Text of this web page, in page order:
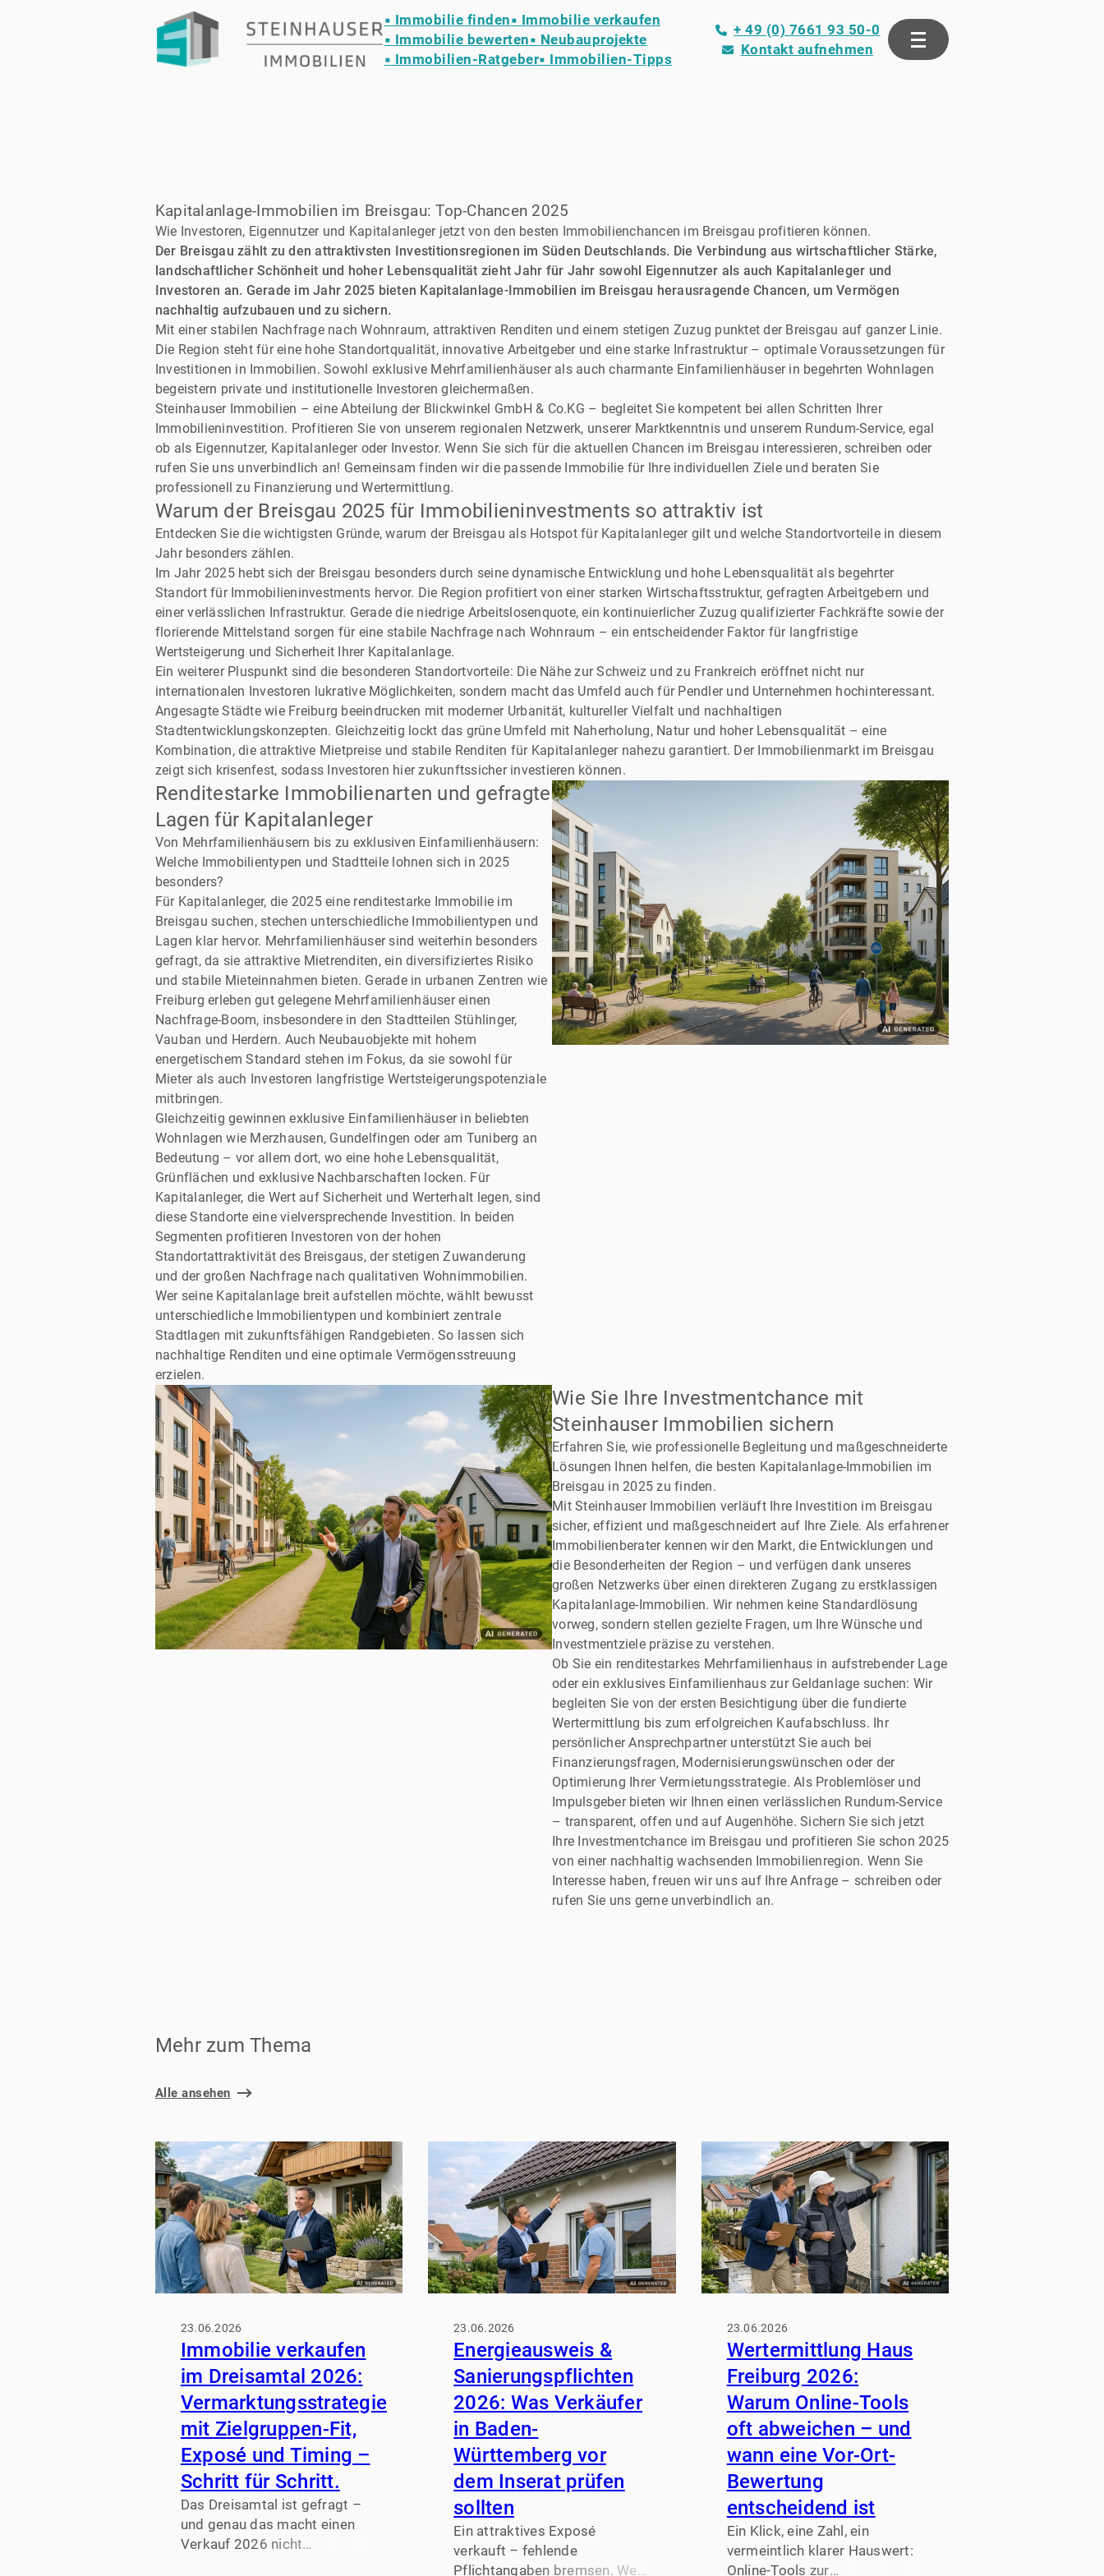
▪ Immobilie finden▪ Immobilie verkaufen
▪ Immobilie bewerten▪ Neubauprojekte
▪ Immobilien-Ratgeber▪ Immobilien-Tipps
+ 49 (0) 7661 93 50-0
Kontakt aufnehmen
Kapitalanlage-Immobilien im Breisgau: Top-Chancen 2025
Wie Investoren, Eigennutzer und Kapitalanleger jetzt von den besten Immobilienchancen im Breisgau profitieren können.
Der Breisgau zählt zu den attraktivsten Investitionsregionen im Süden Deutschlands. Die Verbindung aus wirtschaftlicher Stärke,
landschaftlicher Schönheit und hoher Lebensqualität zieht Jahr für Jahr sowohl Eigennutzer als auch Kapitalanleger und
Investoren an. Gerade im Jahr 2025 bieten Kapitalanlage-Immobilien im Breisgau herausragende Chancen, um Vermögen
nachhaltig aufzubauen und zu sichern.
Mit einer stabilen Nachfrage nach Wohnraum, attraktiven Renditen und einem stetigen Zuzug punktet der Breisgau auf ganzer Linie.
Die Region steht für eine hohe Standortqualität, innovative Arbeitgeber und eine starke Infrastruktur – optimale Voraussetzungen für
Investitionen in Immobilien. Sowohl exklusive Mehrfamilienhäuser als auch charmante Einfamilienhäuser in begehrten Wohnlagen
begeistern private und institutionelle Investoren gleichermaßen.
Steinhauser Immobilien – eine Abteilung der Blickwinkel GmbH & Co.KG – begleitet Sie kompetent bei allen Schritten Ihrer
Immobilieninvestition. Profitieren Sie von unserem regionalen Netzwerk, unserer Marktkenntnis und unserem Rundum-Service, egal
ob als Eigennutzer, Kapitalanleger oder Investor. Wenn Sie sich für die aktuellen Chancen im Breisgau interessieren, schreiben oder
rufen Sie uns unverbindlich an! Gemeinsam finden wir die passende Immobilie für Ihre individuellen Ziele und beraten Sie
professionell zu Finanzierung und Wertermittlung.
Warum der Breisgau 2025 für Immobilieninvestments so attraktiv ist
Entdecken Sie die wichtigsten Gründe, warum der Breisgau als Hotspot für Kapitalanleger gilt und welche Standortvorteile in diesem
Jahr besonders zählen.
Im Jahr 2025 hebt sich der Breisgau besonders durch seine dynamische Entwicklung und hohe Lebensqualität als begehrter
Standort für Immobilieninvestments hervor. Die Region profitiert von einer starken Wirtschaftsstruktur, gefragten Arbeitgebern und
einer verlässlichen Infrastruktur. Gerade die niedrige Arbeitslosenquote, ein kontinuierlicher Zuzug qualifizierter Fachkräfte sowie der
florierende Mittelstand sorgen für eine stabile Nachfrage nach Wohnraum – ein entscheidender Faktor für langfristige
Wertsteigerung und Sicherheit Ihrer Kapitalanlage.
Ein weiterer Pluspunkt sind die besonderen Standortvorteile: Die Nähe zur Schweiz und zu Frankreich eröffnet nicht nur
internationalen Investoren lukrative Möglichkeiten, sondern macht das Umfeld auch für Pendler und Unternehmen hochinteressant.
Angesagte Städte wie Freiburg beeindrucken mit moderner Urbanität, kultureller Vielfalt und nachhaltigen
Stadtentwicklungskonzepten. Gleichzeitig lockt das grüne Umfeld mit Naherholung, Natur und hoher Lebensqualität – eine
Kombination, die attraktive Mietpreise und stabile Renditen für Kapitalanleger nahezu garantiert. Der Immobilienmarkt im Breisgau
zeigt sich krisenfest, sodass Investoren hier zukunftssicher investieren können.
Renditestarke Immobilienarten und gefragte
Lagen für Kapitalanleger
Von Mehrfamilienhäusern bis zu exklusiven Einfamilienhäusern:
Welche Immobilientypen und Stadtteile lohnen sich in 2025
besonders?
Für Kapitalanleger, die 2025 eine renditestarke Immobilie im
Breisgau suchen, stechen unterschiedliche Immobilientypen und
Lagen klar hervor. Mehrfamilienhäuser sind weiterhin besonders
gefragt, da sie attraktive Mietrenditen, ein diversifiziertes Risiko
und stabile Mieteinnahmen bieten. Gerade in urbanen Zentren wie
Freiburg erleben gut gelegene Mehrfamilienhäuser einen
Nachfrage-Boom, insbesondere in den Stadtteilen Stühlinger,
Vauban und Herdern. Auch Neubauobjekte mit hohem
energetischem Standard stehen im Fokus, da sie sowohl für
Mieter als auch Investoren langfristige Wertsteigerungspotenziale
mitbringen.
Gleichzeitig gewinnen exklusive Einfamilienhäuser in beliebten
Wohnlagen wie Merzhausen, Gundelfingen oder am Tuniberg an
Bedeutung – vor allem dort, wo eine hohe Lebensqualität,
Grünflächen und exklusive Nachbarschaften locken. Für
Kapitalanleger, die Wert auf Sicherheit und Werterhalt legen, sind
diese Standorte eine vielversprechende Investition. In beiden
Segmenten profitieren Investoren von der hohen
Standortattraktivität des Breisgaus, der stetigen Zuwanderung
und der großen Nachfrage nach qualitativen Wohnimmobilien.
Wer seine Kapitalanlage breit aufstellen möchte, wählt bewusst
unterschiedliche Immobilientypen und kombiniert zentrale
Stadtlagen mit zukunftsfähigen Randgebieten. So lassen sich
nachhaltige Renditen und eine optimale Vermögensstreuung
erzielen.
Wie Sie Ihre Investmentchance mit
Steinhauser Immobilien sichern
Erfahren Sie, wie professionelle Begleitung und maßgeschneiderte
Lösungen Ihnen helfen, die besten Kapitalanlage-Immobilien im
Breisgau in 2025 zu finden.
Mit Steinhauser Immobilien verläuft Ihre Investition im Breisgau
sicher, effizient und maßgeschneidert auf Ihre Ziele. Als erfahrener
Immobilienberater kennen wir den Markt, die Entwicklungen und
die Besonderheiten der Region – und verfügen dank unseres
großen Netzwerks über einen direkteren Zugang zu erstklassigen
Kapitalanlage-Immobilien. Wir nehmen keine Standardlösung
vorweg, sondern stellen gezielte Fragen, um Ihre Wünsche und
Investmentziele präzise zu verstehen.
Ob Sie ein renditestarkes Mehrfamilienhaus in aufstrebender Lage
oder ein exklusives Einfamilienhaus zur Geldanlage suchen: Wir
begleiten Sie von der ersten Besichtigung über die fundierte
Wertermittlung bis zum erfolgreichen Kaufabschluss. Ihr
persönlicher Ansprechpartner unterstützt Sie auch bei
Finanzierungsfragen, Modernisierungswünschen oder der
Optimierung Ihrer Vermietungsstrategie. Als Problemlöser und
Impulsgeber bieten wir Ihnen einen verlässlichen Rundum-Service
– transparent, offen und auf Augenhöhe. Sichern Sie sich jetzt
Ihre Investmentchance im Breisgau und profitieren Sie schon 2025
von einer nachhaltig wachsenden Immobilienregion. Wenn Sie
Interesse haben, freuen wir uns auf Ihre Anfrage – schreiben oder
rufen Sie uns gerne unverbindlich an.
Mehr zum Thema
Alle ansehen
23.06.2026
Immobilie verkaufen
im Dreisamtal 2026:
Vermarktungsstrategie
mit Zielgruppen-Fit,
Exposé und Timing –
Schritt für Schritt.
Das Dreisamtal ist gefragt –
und genau das macht einen
Verkauf 2026 nicht
23.06.2026
Energieausweis &
Sanierungspflichten
2026: Was Verkäufer
in Baden-
Württemberg vor
dem Inserat prüfen
sollten
Ein attraktives Exposé
verkauft – fehlende
Pflichtangaben bremsen. Wer
23.06.2026
Wertermittlung Haus
Freiburg 2026:
Warum Online-Tools
oft abweichen – und
wann eine Vor-Ort-
Bewertung
entscheidend ist
Ein Klick, eine Zahl, ein
vermeintlich klarer Hauswert:
Online-Tools zur